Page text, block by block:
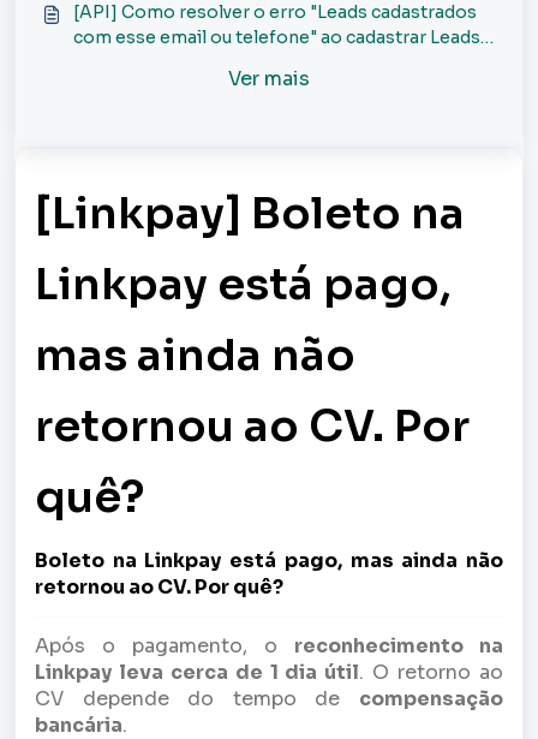
[API] Como resolver o erro "Leads cadastrados
com esse email ou telefone" ao cadastrar Leads
Ver mais
[Linkpay] Boleto na
Linkpay está pago,
mas ainda não
retornou ao CV. Por
quê?
Boleto na Linkpay está pago, mas ainda não
retornou ao CV. Por quê?
Após o pagamento, o reconhecimento na
Linkpay leva cerca de 1 dia útil. O retorno ao
CV depende do tempo de compensação
bancária.